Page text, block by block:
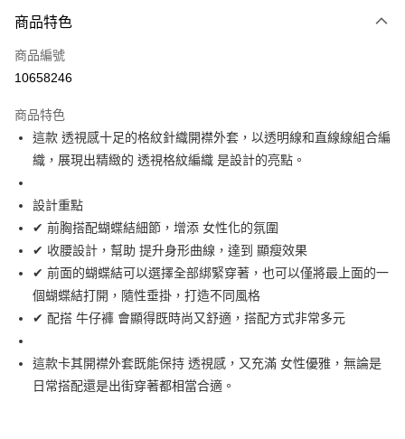
LINE Pay
Apple Pay
悠遊付
大哥付你分期
相關說明
【大哥付你分期使用說明】
1.本服務由台灣大哥大提供，台灣大哥大用戶可立即使用無須另外申請。
2.付款方式選擇「大哥付你分期」，訂單成立後會自動跳轉到大哥付的交易
流程，驗證手機門號後，選擇欲分期的期數、繳款截止日，確認付款後即完
成交易。
3.實際核准額度、可分期數及費用金額請依後續交易確認頁面所載為準。
4.訂單成立30分鐘內，如未前往確認交易或遇審核未通過，訂單將自動取
消。如遇「轉專審核」未通過狀況，表示未達大哥付你分期系統評分，恕無
【繳款方式說明】
1.分期款項不併入電信帳單，「大哥付你分期」於每月結算日後寄送繳費提
醒簡訊。
2.透過簡訊連結打開帳單後，可選擇「超商條碼／台灣大直營門市／銀行轉
AFTEE先享後付
相關說明
【關於「AFTEE先享後付」】
AFTEE先享後付是「在收到商品之後才付款」的支付方式。 讓您購物簡單
便利好安心！
１．簡單：不需註冊會員、不需綁卡、不需儲值。
２．便利：只要手機號碼，簡訊認證，即可結帳。
【「AFTEE先享後付」結帳流程】
１．於結帳方式選擇「AFTEE先享後付」後，將跳轉至「AFTEE先享後付」
ATM付款
運送方式
全家取貨付款
免運費
商品特色
商品編號
10658246
商品特色
這款 透視感十足的格紋針織開襟外套，以透明線和直線線組合編
織，展現出精緻的 透視格紋編織 是設計的亮點。
設計重點
✔ 前胸搭配蝴蝶結細節，增添 女性化的氛圍
✔ 收腰設計，幫助 提升身形曲線，達到 顯瘦效果
✔ 前面的蝴蝶結可以選擇全部綁緊穿著，也可以僅將最上面的一
個蝴蝶結打開，隨性垂掛，打造不同風格
✔ 配搭 牛仔褲 會顯得既時尚又舒適，搭配方式非常多元
這款卡其開襟外套既能保持 透視感，又充滿 女性優雅，無論是
日常搭配還是出街穿著都相當合適。